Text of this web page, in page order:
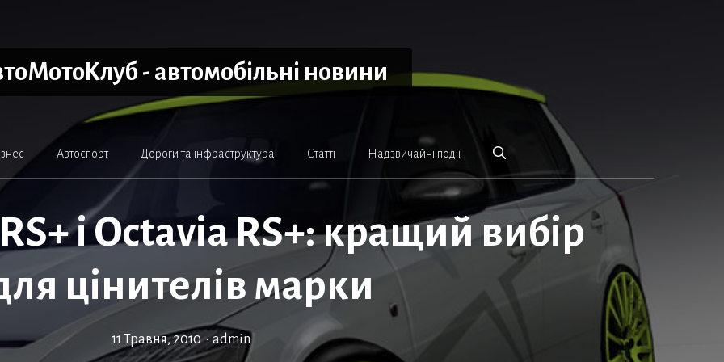
- автомобільні новини
Автоспорт Дороги та інфраструктура Статті Надзвичайні події
і Octavia RS+: кращий вибір
цінителів марки
11 Травня, 2010 • admin